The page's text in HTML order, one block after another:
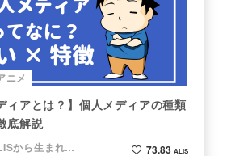
ニメ
ィアとは？】個人メディアの種類
底解説
かいち＠ALISから生まれた漫画家 73.83 ALIS